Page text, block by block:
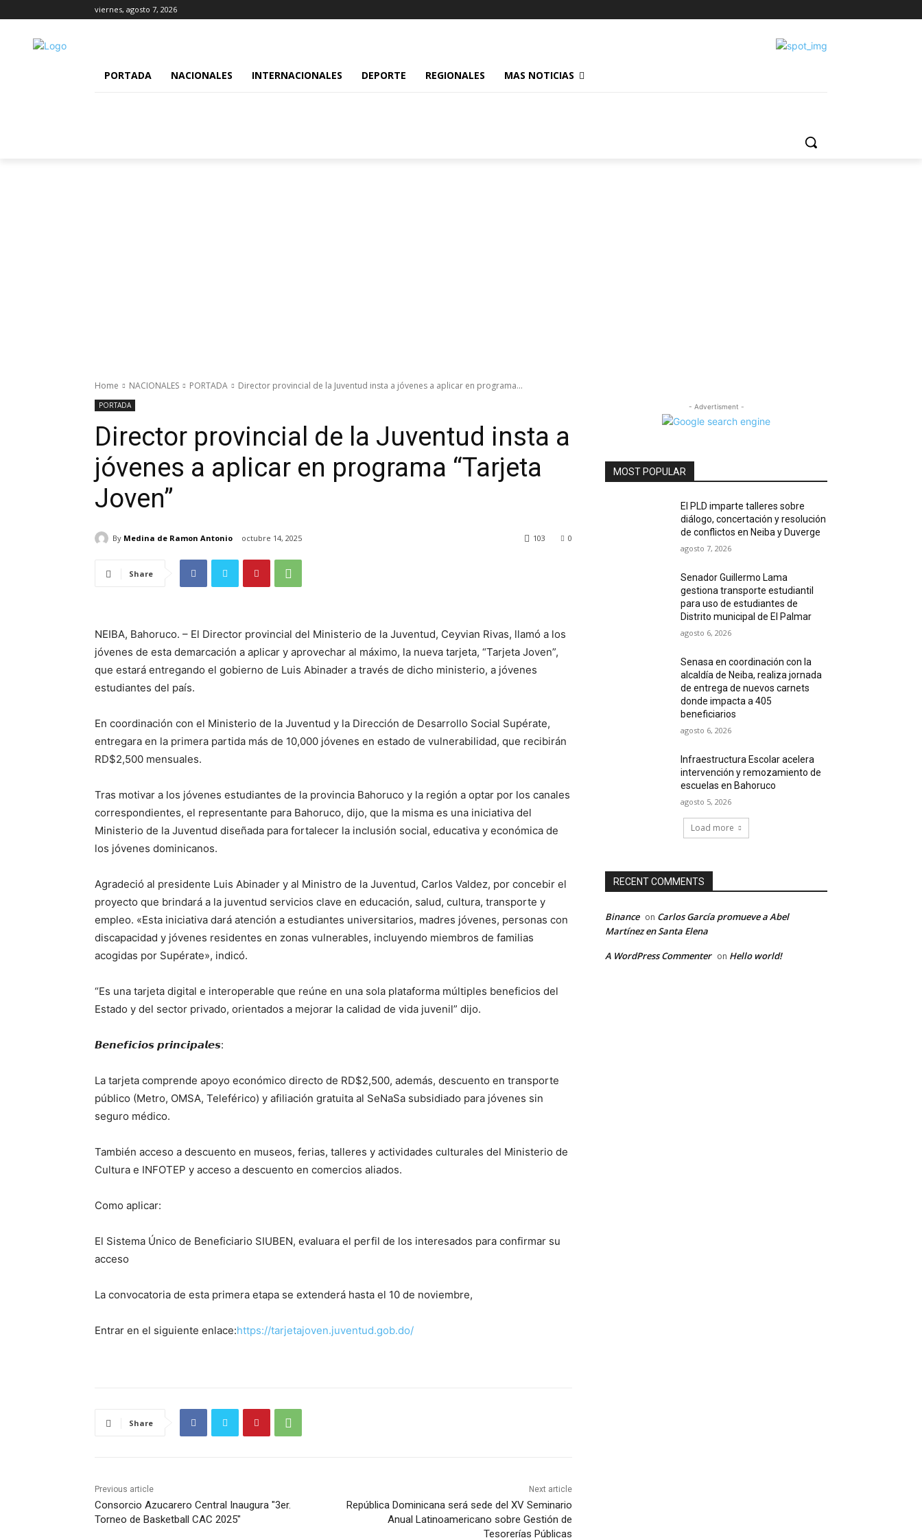
viernes, agosto 7, 2026
PORTADA NACIONALES INTERNACIONALES DEPORTE REGIONALES MAS NOTICIAS
Home NACIONALES PORTADA Director provincial de la Juventud insta a jóvenes a aplicar en programa...
PORTADA
Director provincial de la Juventud insta a
jóvenes a aplicar en programa “Tarjeta
Joven”
By Medina de Ramon Antonio octubre 14, 2025 0
103
Share
NEIBA, Bahoruco. – El Director provincial del Ministerio de la Juventud, Ceyvian Rivas, llamó a los
jóvenes de esta demarcación a aplicar y aprovechar al máximo, la nueva tarjeta, “Tarjeta Joven”,
que estará entregando el gobierno de Luis Abinader a través de dicho ministerio, a jóvenes
estudiantes del país.
En coordinación con el Ministerio de la Juventud y la Dirección de Desarrollo Social Supérate,
entregara en la primera partida más de 10,000 jóvenes en estado de vulnerabilidad, que recibirán
RD$2,500 mensuales.
Tras motivar a los jóvenes estudiantes de la provincia Bahoruco y la región a optar por los canales
correspondientes, el representante para Bahoruco, dijo, que la misma es una iniciativa del
Ministerio de la Juventud diseñada para fortalecer la inclusión social, educativa y económica de
los jóvenes dominicanos.
Agradeció al presidente Luis Abinader y al Ministro de la Juventud, Carlos Valdez, por concebir el
proyecto que brindará a la juventud servicios clave en educación, salud, cultura, transporte y
empleo. «Esta iniciativa dará atención a estudiantes universitarios, madres jóvenes, personas con
discapacidad y jóvenes residentes en zonas vulnerables, incluyendo miembros de familias
acogidas por Supérate», indicó.
“Es una tarjeta digital e interoperable que reúne en una sola plataforma múltiples beneficios del
Estado y del sector privado, orientados a mejorar la calidad de vida juvenil” dijo.
𝘽𝙚𝙣𝙚𝙛𝙞𝙘𝙞𝙤𝙨 𝙥𝙧𝙞𝙣𝙘𝙞𝙥𝙖𝙡𝙚𝙨:
La tarjeta comprende apoyo económico directo de RD$2,500, además, descuento en transporte
público (Metro, OMSA, Teleférico) y afiliación gratuita al SeNaSa subsidiado para jóvenes sin
seguro médico.
También acceso a descuento en museos, ferias, talleres y actividades culturales del Ministerio de
Cultura e INFOTEP y acceso a descuento en comercios aliados.
Como aplicar:
El Sistema Único de Beneficiario SIUBEN, evaluara el perfil de los interesados para confirmar su
acceso
La convocatoria de esta primera etapa se extenderá hasta el 10 de noviembre,
Entrar en el siguiente enlace:https://tarjetajoven.juventud.gob.do/
Share
Previous article
Consorcio Azucarero Central Inaugura "3er.
Torneo de Basketball CAC 2025″
Next article
República Dominicana será sede del XV Seminario
Anual Latinoamericano sobre Gestión de
Tesorerías Públicas
- Advertisment -
MOST POPULAR
El PLD imparte talleres sobre
diálogo, concertación y resolución
de conflictos en Neiba y Duverge
agosto 7, 2026
Senador Guillermo Lama
gestiona transporte estudiantil
para uso de estudiantes de
Distrito municipal de El Palmar
agosto 6, 2026
Senasa en coordinación con la
alcaldía de Neiba, realiza jornada
de entrega de nuevos carnets
donde impacta a 405
beneficiarios
agosto 6, 2026
Infraestructura Escolar acelera
intervención y remozamiento de
escuelas en Bahoruco
agosto 5, 2026
Load more
RECENT COMMENTS
Binance on Carlos García promueve a Abel
Martínez en Santa Elena
A WordPress Commenter on Hello world!